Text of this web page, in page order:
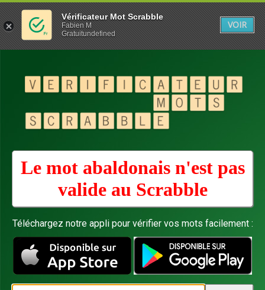
Le mot abaldonais n'est pas
valide au Scrabble
Téléchargez notre appli pour vérifier vos mots facilement :
Vérificateur Mot Scrabble
Fabien M
Gratuitundefined
VOIR